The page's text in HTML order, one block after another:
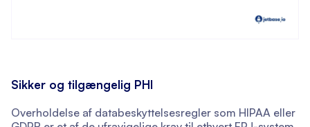
Sikker og tilgængelig PHI
Overholdelse af databeskyttelsesregler som HIPAA eller